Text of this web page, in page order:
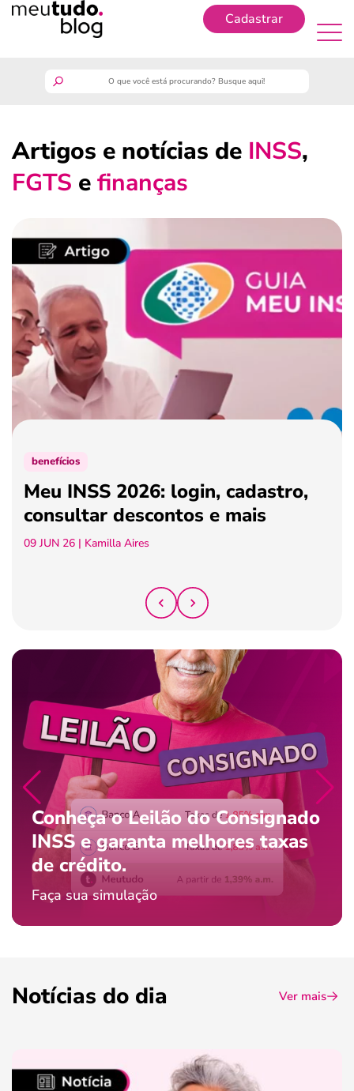
Cadastrar
guia do trabalhador
benefícios
crédito fácil
últimas notícias
ferramentas
Artigos e notícias de INSS,
FGTS efinanças
benefícios
Meu INSS 2026: login, cadastro,
consultar descontos e mais
09 JUN 26 | Kamilla Aires
Conheça o Leilão do Consignado
INSS e garanta melhores taxas
de crédito.
Faça sua simulação
Notícias do dia Ver mais